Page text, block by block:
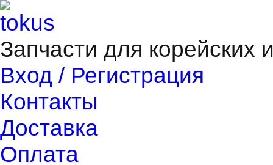
Запчасти для корейских
Вход / Регистрация
Контакты
Доставка
Оплата